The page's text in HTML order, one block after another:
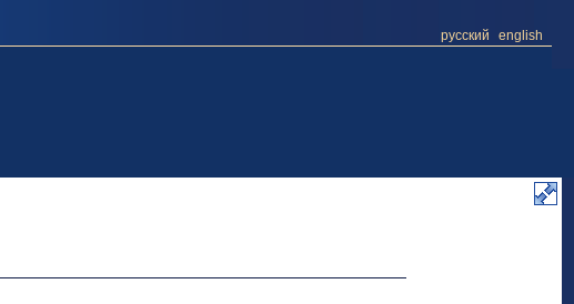
русский english